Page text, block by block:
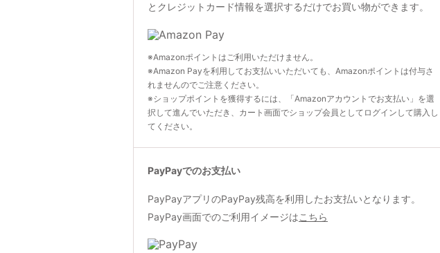
とクレジットカード情報を選択するだけでお買い物ができます。
※Amazonポイントはご利用いただけません。
※Amazon Payを利用してお支払いいただいても、Amazonポイントは付与さ
れませんのでご注意ください。
※ショップポイントを獲得するには、「Amazonアカウントでお支払い」を選
択して進んでいただき、カート画面でショップ会員としてログインして購入し
てください。
PayPayでのお支払い
PayPayアプリのPayPay残高を利用したお支払いとなります。
PayPay画面でのご利用イメージはこちら